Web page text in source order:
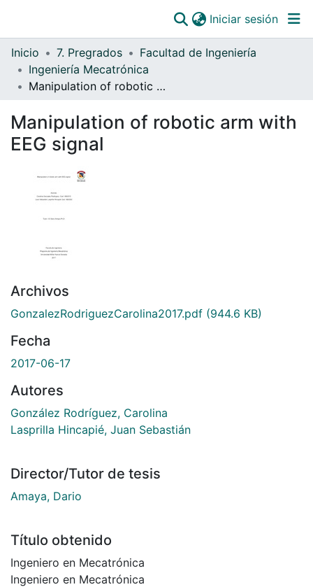
Todo DSpace
Estadísticas
Catálogo
OJS
Paz y salvos
Iniciar sesión
Inicio 7. Pregrados
Facultad de Ingeniería
Ingeniería Mecatrónica
Manipulation of robotic arm with EEG signal
Manipulation of robotic arm with
EEG signal
Archivos
GonzalezRodriguezCarolina2017.pdf (944.6 KB)
Fecha
2017-06-17
Autores
González Rodríguez, Carolina
Lasprilla Hincapié, Juan Sebastián
Director/Tutor de tesis
Amaya, Dario
Título obtenido
Ingeniero en Mecatrónica
Ingeniero en Mecatrónica